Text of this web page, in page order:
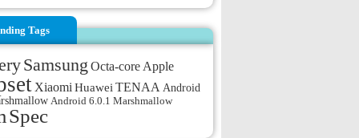
ไม่นานนี้เอง ทาง Samsung เองก็เพิ่งเปิดตัว
Samsung Galaxy S7 และ Samsung Galaxy
S7 edge ออกไปเอง โดยล่าสุดนั้นกลับมีสเปค
ของ Smartphone รุ่นใหม่ของทาง Samsung
ออกมาแล้ว สำหรับสเปคของ Smartphone รุ่น
ใหม่ของทาง Samsung นั้นจะเป็นรุ่นใหม่อย่าง
Samsung Galaxy A9 Pro โดยก่อนหน้านี้เมื่อ
ต้นเดือนกุมภาพันธ์นั้นก็มีสเปคของ Galaxy
A9 Pro ถูกเปิดเผยออกมาแล้ว โดย Spec ใน
ตอนนั้นจะเป็นข้อมูลจากเว็บไซต์อย่าง
Tags
Samsung Octa-coreApple
Xiaomi Huawei TENAA Android
Android 6.0.1 Marshmallow
Spec